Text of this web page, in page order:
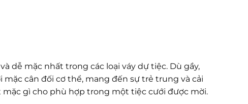
dễ mặc nhất trong các loại váy dự tiệc. Dù gầy,
cân đối cơ thể, mang đến sự trẻ trung và cải
gì cho phù hợp trong một tiệc cưới được mời.